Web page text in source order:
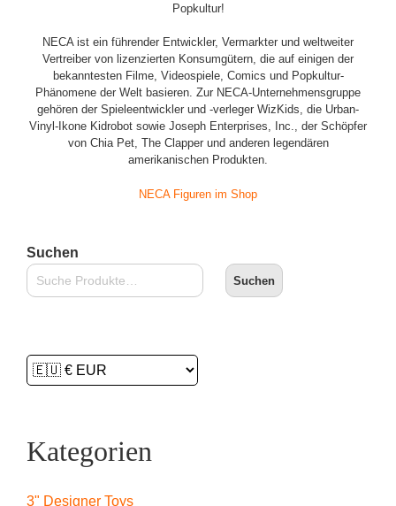
Popkultur!
NECA ist ein führender Entwickler, Vermarkter und weltweiter
Vertreiber von lizenzierten Konsumgütern, die auf einigen der
bekanntesten Filme, Videospiele, Comics und Popkultur-
Phänomene der Welt basieren. Zur NECA-Unternehmensgruppe
gehören der Spieleentwickler und -verleger WizKids, die Urban-
Vinyl-Ikone Kidrobot sowie Joseph Enterprises, Inc., der Schöpfer
von Chia Pet, The Clapper und anderen legendären
amerikanischen Produkten.
NECA Figuren im Shop
Suchen
Suchen
Kategorien
3" Designer Toys